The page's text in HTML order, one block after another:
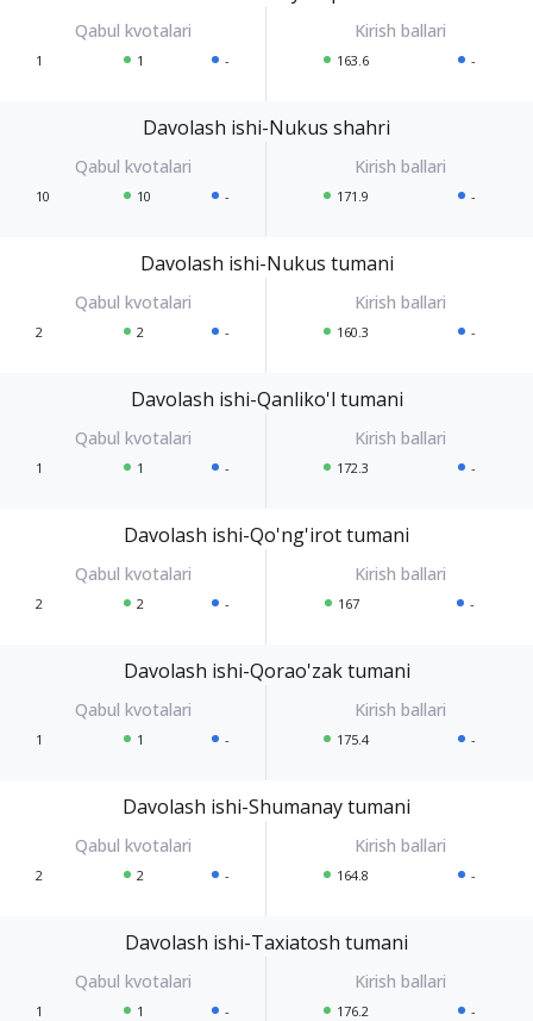
1 1 - 163.6 -
Davolash ishi-Nukus shahri
10 10 - 171.9 -
Davolash ishi-Nukus tumani
2 2 - 160.3 -
Davolash ishi-Qanliko'l tumani
1 1 - 172.3 -
Davolash ishi-Qo'ng'irot tumani
2 2 - 167 -
Davolash ishi-Qorao'zak tumani
1 1 - 175.4 -
Davolash ishi-Shumanay tumani
2 2 - 164.8 -
Davolash ishi-Taxiatosh tumani
1 1 - 176.2 -